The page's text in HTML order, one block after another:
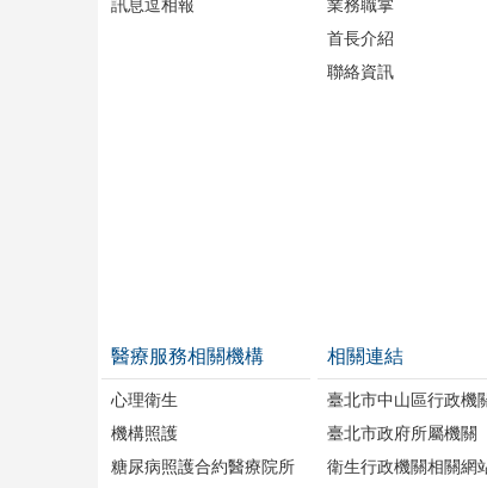
訊息逗相報
業務職掌
首長介紹
聯絡資訊
醫療服務相關機構
心理衛生
機構照護
糖尿病照護合約醫療院所
相關連結
臺北市中山區行政機
臺北市政府所屬機關
衛生行政機關相關網